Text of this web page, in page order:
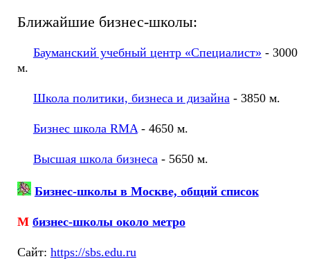
Ближайшие бизнес-школы:
Бауманский учебный центр «Специалист» - 3000
м.
Школа политики, бизнеса и дизайна- 3850 м.
Бизнес школа RMA- 4650 м.
Высшая школа бизнеса- 5650 м.
Бизнес-школы в Москве, общий список
М бизнес-школы около метро
Cайт: https://sbs.edu.ru